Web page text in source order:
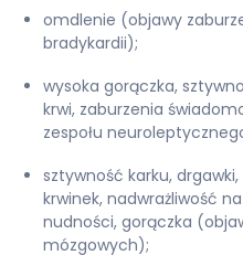
omdlenie (objawy
bradykardii);
wysoka gorączka,
krwi, zaburzenia
zespołu
sztywność karku,
krwinek, nadwrażliwość
nudności, gorączka
mózgowych);